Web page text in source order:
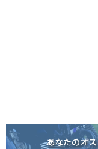
あなたのオ